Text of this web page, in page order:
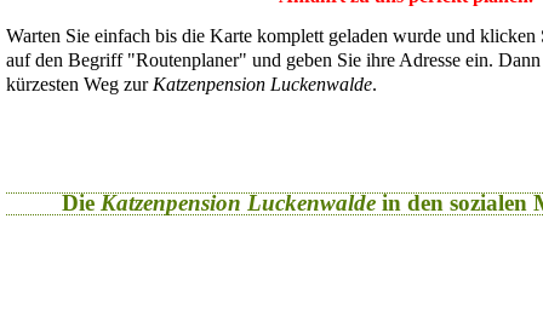
Warten Sie einfach bis die Karte komplett geladen wurde und
auf den Begriff "Routenplaner" und geben Sie ihre Adresse ein.
kürzesten Weg zur Katzenpension Luckenwalde.
Die Katzenpension Luckenwaldein den sozialen